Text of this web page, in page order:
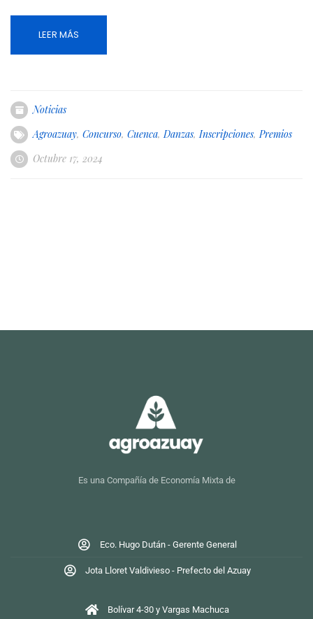
LEER MÁS
Noticias
Agroazuay, Concurso, Cuenca,Danzas,Inscripciones,Premios
Octubre 17, 2024
Es una Compañía de Economía Mixta de
Eco. Hugo Dután - Gerente General
Jota Lloret Valdivieso - Prefecto del Azuay
Bolívar 4-30 y Vargas Machuca